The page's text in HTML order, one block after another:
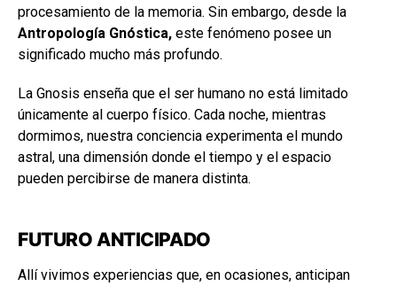
procesamiento de la memoria. Sin embargo, desde la
Antropología Gnóstica, este fenómeno posee un
significado mucho más profundo.
La Gnosis enseña que el ser humano no está limitado
únicamente al cuerpo físico. Cada noche, mientras
dormimos, nuestra conciencia experimenta el mundo
astral, una dimensión donde el tiempo y el espacio
pueden percibirse de manera distinta.
FUTURO ANTICIPADO
Allí vivimos experiencias que, en ocasiones, anticipan